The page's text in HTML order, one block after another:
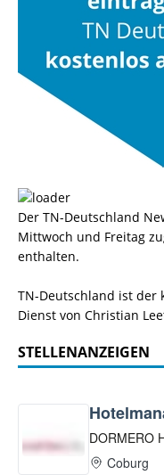
Der TN-Deutschland
Mittwoch und Freitag
enthalten.
TN-Deutschland ist der
Dienst von Christian
STELLENANZEIGEN